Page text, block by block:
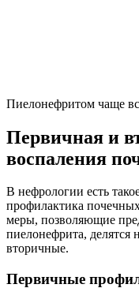
Пиелонефритом чаще
Первичная и
воспаления
В нефрологии есть
профилактика
меры, позволяющие
пиелонефрита, делятся
вторичные.
Первичные